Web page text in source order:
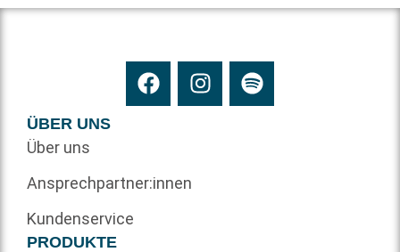
ÜBER UNS
Über uns
Ansprechpartner:innen
Kundenservice
PRODUKTE